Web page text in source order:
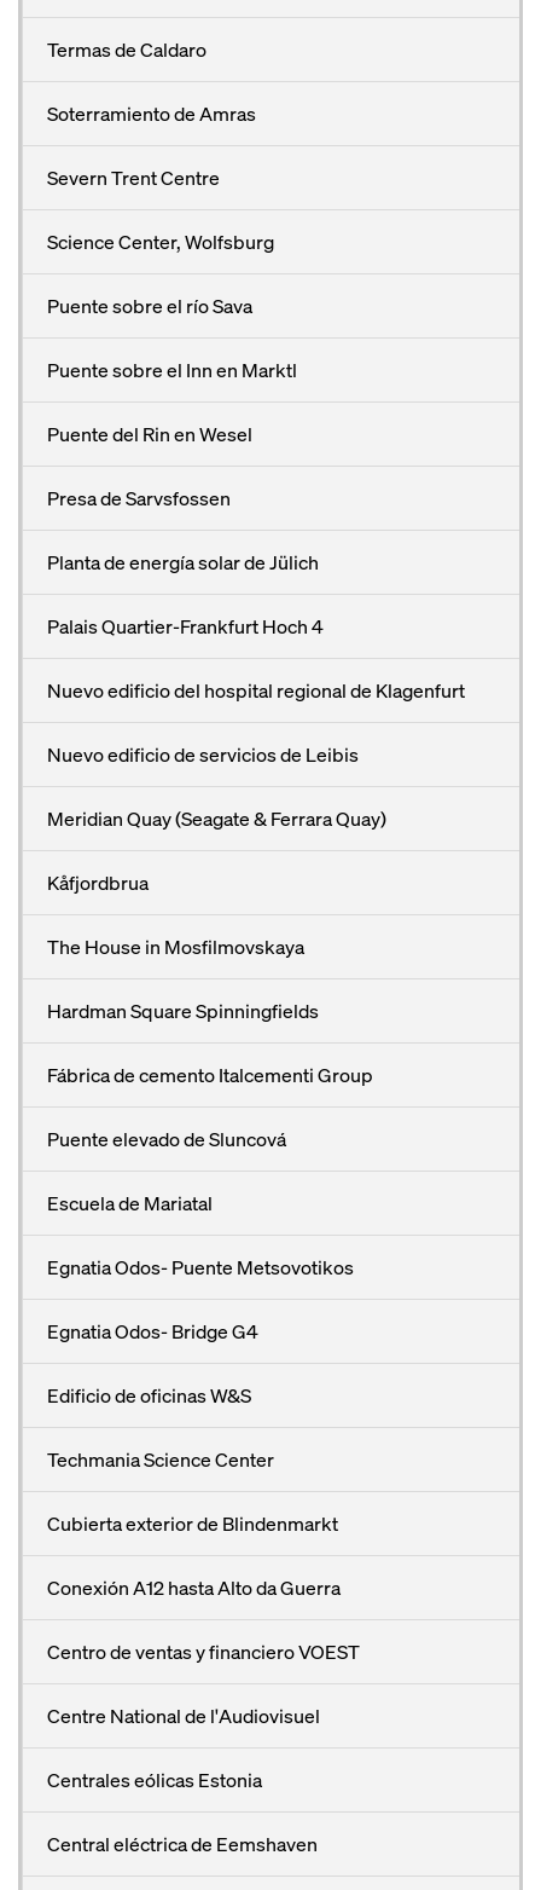
Termas de Caldaro
Soterramiento de Amras
Severn Trent Centre
Science Center, Wolfsburg
Puente sobre el río Sava
Puente sobre el Inn en Marktl
Puente del Rin en Wesel
Presa de Sarvsfossen
Planta de energía solar de Jülich
Palais Quartier-Frankfurt Hoch 4
Nuevo edificio del hospital regional de Klagenfurt
Nuevo edificio de servicios de Leibis
Meridian Quay (Seagate & Ferrara Quay)
Kåfjordbrua
The House in Mosfilmovskaya
Hardman Square Spinningfields
Fábrica de cemento Italcementi Group
Puente elevado de Sluncová
Escuela de Mariatal
Egnatia Odos- Puente Metsovotikos
Egnatia Odos- Bridge G4
Edificio de oficinas W&S
Techmania Science Center
Cubierta exterior de Blindenmarkt
Conexión A12 hasta Alto da Guerra
Centro de ventas y financiero VOEST
Centre National de l'Audiovisuel
Centrales eólicas Estonia
Central eléctrica de Eemshaven